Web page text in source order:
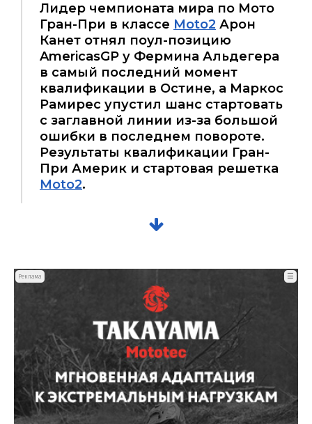
Лидер чемпионата мира по Мото
Гран-При в классе Moto2 Арон
Канет отнял поул-позицию
AmericasGP у Фермина Альдегера
в самый последний момент
квалификации в Остине, а Маркос
Рамирес упустил шанс стартовать
с заглавной линии из-за большой
ошибки в последнем повороте.
Результаты квалификации Гран-
При Америк и стартовая решетка
Moto2.
Реклама ☰